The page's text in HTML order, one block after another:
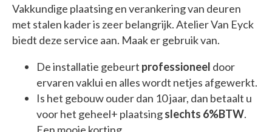
Vakkundige plaatsing en verankering van deuren
met stalen kader is zeer belangrijk. Atelier Van Eyck
biedt deze service aan. Maak er gebruik van.
De installatie gebeurt professioneel door
ervaren vaklui en alles wordt netjes afgewerkt.
Is het gebouw ouder dan 10 jaar, dan betaalt u
voor het geheel+ plaatsingslechts 6%BTW.